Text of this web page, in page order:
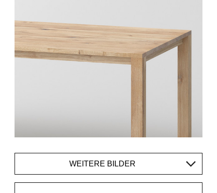
WEITERE BILDER